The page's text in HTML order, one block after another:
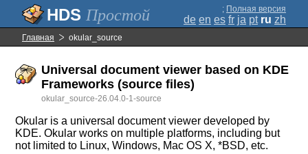
Простой ; Полная версия
de en es fr ja pt ru zh
Главная okular_source
Universal document viewer based on KDE
Frameworks (source files)
okular_source-26.04.0-1-source
Okular is a universal document viewer developed by
KDE. Okular works on multiple platforms, including but
not limited to Linux, Windows, Mac OS X, *BSD, etc.